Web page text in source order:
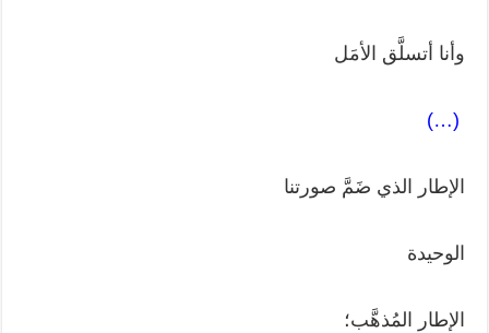
وأنا أتسلَّق الأمَل
(…)
الإطار الذي ضَمَّ صورتنا
الوحيدة
الإطار المُذهَّب؛